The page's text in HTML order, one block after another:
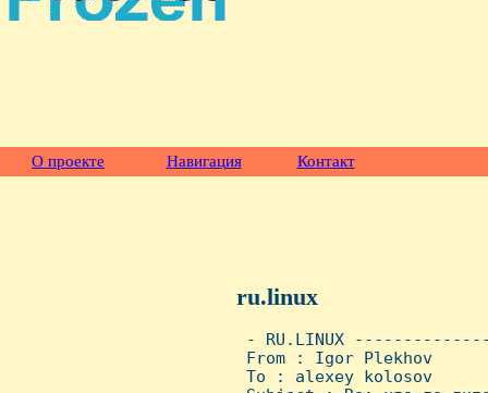
О проекте Навигация Контакт
ru.linux
- RU.LINUX
From : Igor Plekhov
To : alexey kolosov